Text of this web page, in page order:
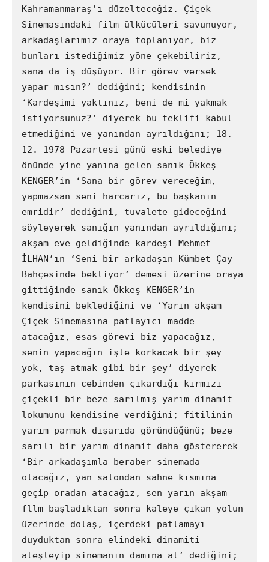
Kahramanmaraş’ı düzelteceğiz. Çiçek
Sinemasındaki film ülkücüleri savunuyor,
arkadaşlarımız oraya toplanıyor, biz
bunları istediğimiz yöne çekebiliriz,
sana da iş düşüyor. Bir görev versek
yapar mısın?’ dediğini; kendisinin
‘Kardeşimi yaktınız, beni de mi yakmak
istiyorsunuz?’ diyerek bu teklifi kabul
etmediğini ve yanından ayrıldığını; 18.
12. 1978 Pazartesi günü eski belediye
önünde yine yanına gelen sanık Ökkeş
KENGER’in ‘Sana bir görev vereceğim,
yapmazsan seni harcarız, bu başkanın
emridir’ dediğini, tuvalete gideceğini
söyleyerek sanığın yanından ayrıldığını;
akşam eve geldiğinde kardeşi Mehmet
İLHAN’ın ‘Seni bir arkadaşın Kümbet Çay
Bahçesinde bekliyor’ demesi üzerine oraya
gittiğinde sanık Ökkeş KENGER’in
kendisini beklediğini ve ‘Yarın akşam
Çiçek Sinemasına patlayıcı madde
atacağız, esas görevi biz yapacağız,
senin yapacağın işte korkacak bir şey
yok, taş atmak gibi bir şey’ diyerek
parkasının cebinden çıkardığı kırmızı
çiçekli bir beze sarılmış yarım dinamit
lokumunu kendisine verdiğini; fitilinin
yarım parmak dışarıda göründüğünü; beze
sarılı bir yarım dinamit daha göstererek
‘Bir arkadaşımla beraber sinemada
olacağız, yan salondan sahne kısmına
geçip oradan atacağız, sen yarın akşam
fllm başladıktan sonra kaleye çıkan yolun
üzerinde dolaş, içerdeki patlamayı
duyduktan sonra elindeki dinamiti
ateşleyip sinemanın damına at’ dediğini;